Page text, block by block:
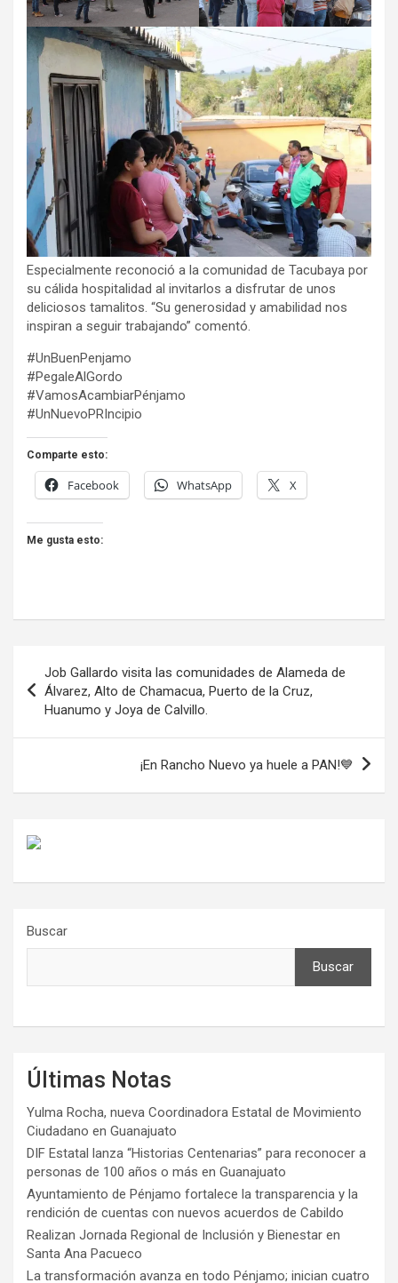
Especialmente reconoció a la comunidad de Tacubaya por
su cálida hospitalidad al invitarlos a disfrutar de unos
deliciosos tamalitos. “Su generosidad y amabilidad nos
inspiran a seguir trabajando” comentó.
#UnBuenPenjamo
#PegaleAlGordo
#VamosAcambiarPénjamo
#UnNuevoPRIncipio
Comparte esto:
Facebook WhatsApp X
Me gusta esto:
de
entradas
Job Gallardo visita las comunidades de Alameda de
Álvarez, Alto de Chamacua, Puerto de la Cruz,
Huanumo y Joya de Calvillo.
¡En Rancho Nuevo ya huele a PAN!💙
Buscar
Buscar
Últimas Notas
Yulma Rocha, nueva Coordinadora Estatal de Movimiento
Ciudadano en Guanajuato
DIF Estatal lanza “Historias Centenarias” para reconocer a
personas de 100 años o más en Guanajuato
Ayuntamiento de Pénjamo fortalece la transparencia y la
rendición de cuentas con nuevos acuerdos de Cabildo
Realizan Jornada Regional de Inclusión y Bienestar en
Santa Ana Pacueco
La transformación avanza en todo Pénjamo; inician cuatro